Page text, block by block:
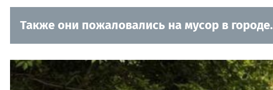
Также они пожаловались на мусор в городе.